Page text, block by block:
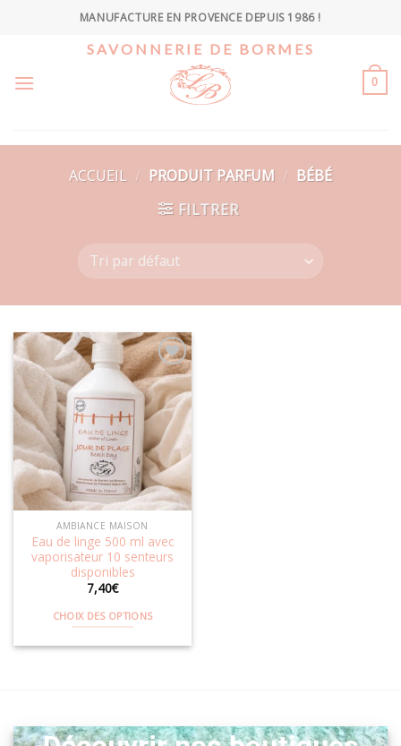
MANUFACTURE EN PROVENCE DEPUIS 1986 !
SAVONNERIE DE BORMES
0
ACCUEIL / PRODUIT PARFUM / BÉBÉ
FILTRER
Ajouter
à la
wishlist
AMBIANCE MAISON
Eau de linge 500 ml avec
vaporisateur 10 senteurs
disponibles
7,40€
CHOIX DES OPTIONS
Les